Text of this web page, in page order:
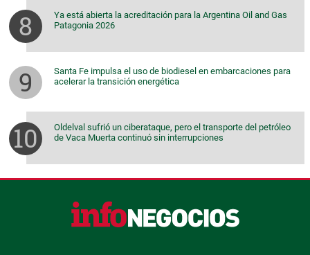
Ya está abierta la acreditación para la Argentina Oil and Gas
Patagonia 2026
Santa Fe impulsa el uso de biodiesel en embarcaciones para
acelerar la transición energética
Oldelval sufrió un ciberataque, pero el transporte del petróleo
de Vaca Muerta continuó sin interrupciones